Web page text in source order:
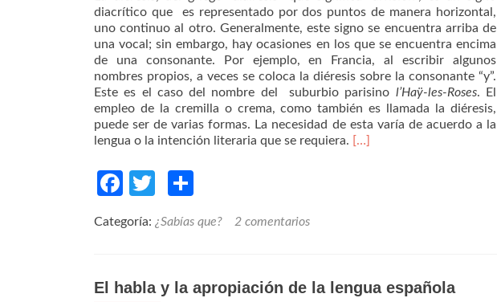
diacrítico que es representado por dos puntos de manera horizontal,
uno continuo al otro. Generalmente, este signo se encuentra arriba de
una vocal; sin embargo, hay ocasiones en los que se encuentra encima
de una consonante. Por ejemplo, en Francia, al escribir algunos
nombres propios, a veces se coloca la diéresis sobre la consonante “y”.
Este es el caso del nombre del suburbio parisino l’Haÿ-les-Roses. El
empleo de la cremilla o crema, como también es llamada la diéresis,
puede ser de varias formas. La necesidad de esta varía de acuerdo a la
lengua o la intención literaria que se requiera.
[…]
Facebook
Twitter
Categoría: ¿Sabías que? 2 comentarios
El habla y la apropiación de la lengua española